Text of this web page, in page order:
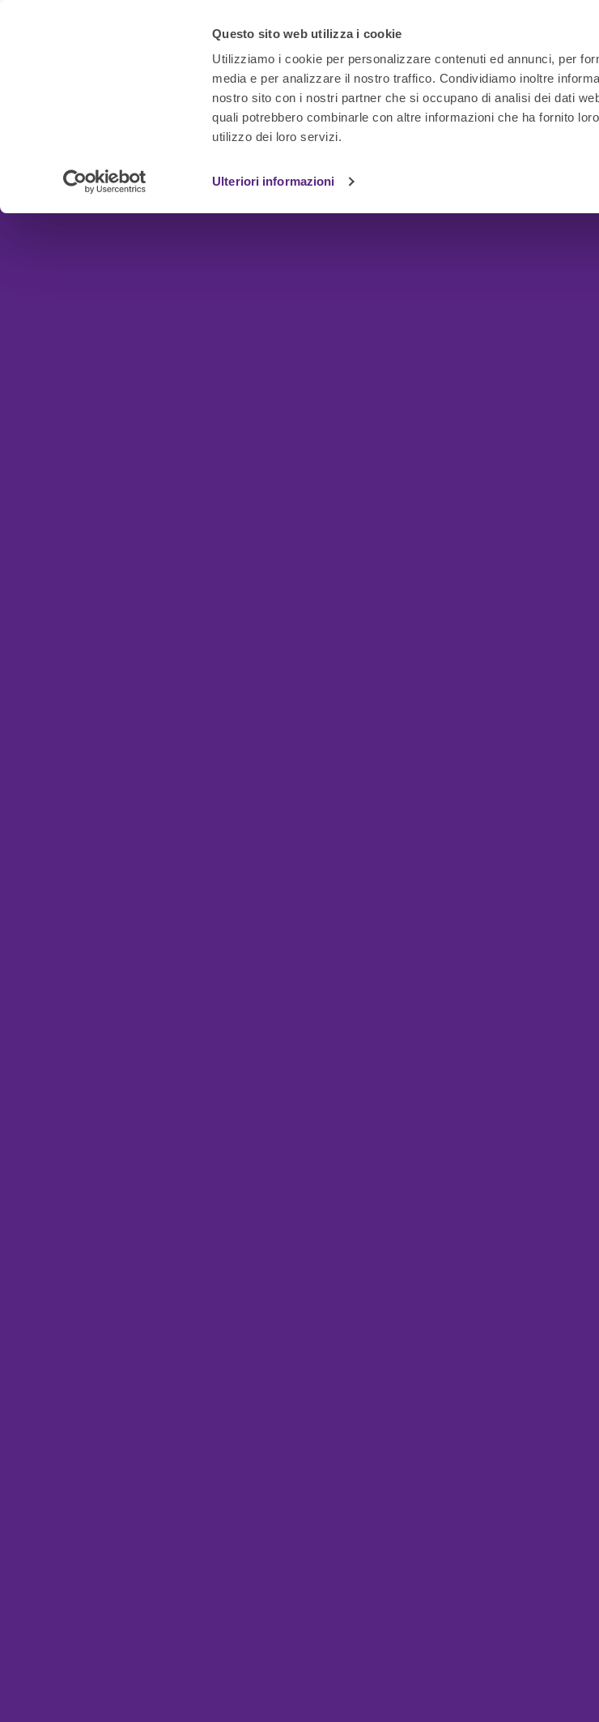
Questo sito web utilizza i cookie
Utilizziamo i cookie per personalizzare contenuti ed annunci, per
media e per analizzare il nostro traffico. Condividiamo inoltre
nostro sito con i nostri partner che si occupano di analisi dei dati
quali potrebbero combinarle con altre informazioni che ha fornito
utilizzo dei loro servizi.
Ulteriori informazioni